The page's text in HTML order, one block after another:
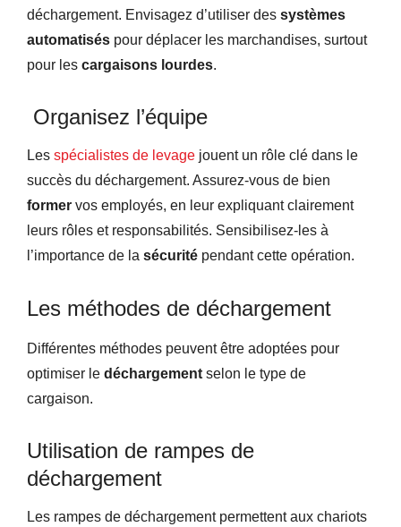
déchargement. Envisagez d’utiliser des systèmes
automatisés pour déplacer les marchandises, surtout
pour les cargaisons lourdes.
Organisez l’équipe
Les spécialistes de levage jouent un rôle clé dans le
succès du déchargement. Assurez-vous de bien
former vos employés, en leur expliquant clairement
leurs rôles et responsabilités. Sensibilisez-les à
l’importance de la sécurité pendant cette opération.
Les méthodes de déchargement
Différentes méthodes peuvent être adoptées pour
optimiser le déchargement selon le type de
cargaison.
Utilisation de rampes de
déchargement
Les rampes de déchargement permettent aux chariots